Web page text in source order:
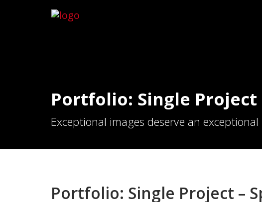
Portfolio: Single Project
Exceptional images deserve an
Portfolio: Single Project –